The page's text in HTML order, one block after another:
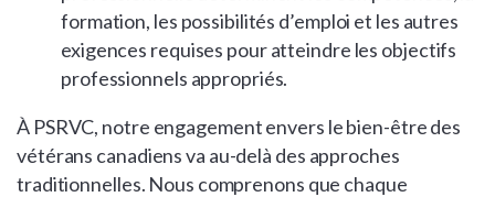
formation, les possibilités d’emploi et les autres
exigences requises pour atteindre les objectifs
professionnels appropriés.
À PSRVC, notre engagement envers le bien-être des
vétérans canadiens va au-delà des approches
traditionnelles. Nous comprenons que chaque